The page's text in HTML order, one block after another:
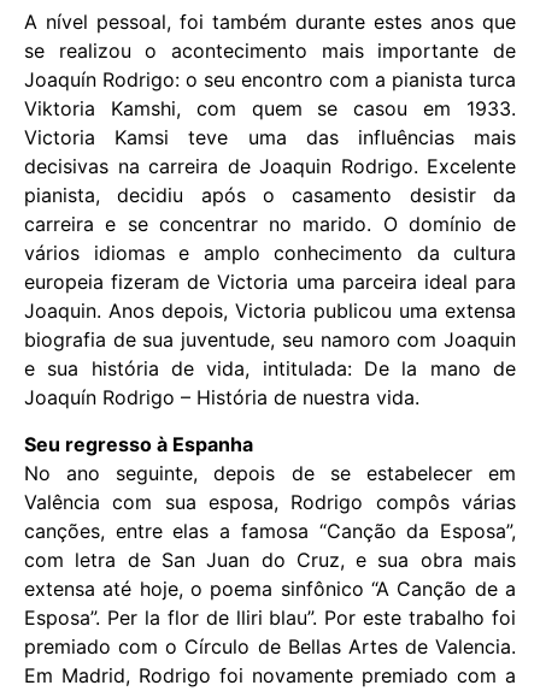
A nível pessoal, foi também durante estes anos que
se realizou o acontecimento mais importante de
Joaquín Rodrigo: o seu encontro com a pianista turca
Viktoria Kamshi, com quem se casou em 1933.
Victoria Kamsi teve uma das influências mais
decisivas na carreira de Joaquin Rodrigo. Excelente
pianista, decidiu após o casamento desistir da
carreira e se concentrar no marido. O domínio de
vários idiomas e amplo conhecimento da cultura
europeia fizeram de Victoria uma parceira ideal para
Joaquin. Anos depois, Victoria publicou uma extensa
biografia de sua juventude, seu namoro com Joaquin
e sua história de vida, intitulada: De la mano de
Joaquín Rodrigo – História de nuestra vida.
Seu regresso à Espanha
No ano seguinte, depois de se estabelecer em
Valência com sua esposa, Rodrigo compôs várias
canções, entre elas a famosa “Canção da Esposa”,
com letra de San Juan do Cruz, e sua obra mais
extensa até hoje, o poema sinfônico “A Canção de a
Esposa”. Per la flor de lliri blau”. Por este trabalho foi
premiado com o Círculo de Bellas Artes de Valencia.
Em Madrid, Rodrigo foi novamente premiado com a